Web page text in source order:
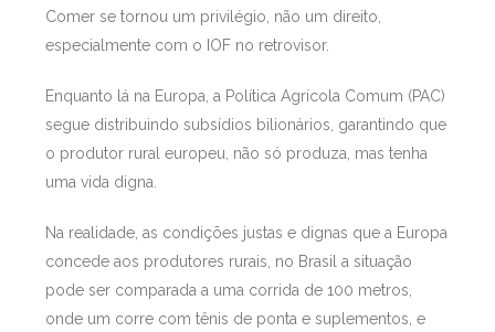
Comer se tornou um privilégio, não um direito,
especialmente com o IOF no retrovisor.
Enquanto lá na Europa, a Política Agrícola Comum (PAC)
segue distribuindo subsídios bilionários, garantindo que
o produtor rural europeu, não só produza, mas tenha
uma vida digna.
Na realidade, as condições justas e dignas que a Europa
concede aos produtores rurais, no Brasil a situação
pode ser comparada a uma corrida de 100 metros,
onde um corre com tênis de ponta e suplementos, e